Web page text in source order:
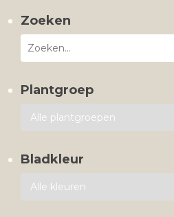
Zoeken
Plantgroep
Bladkleur